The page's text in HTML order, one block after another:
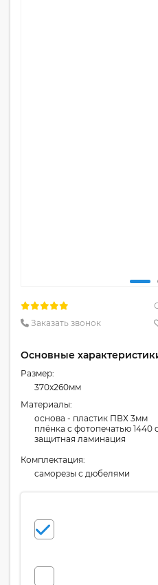
Заказать звонок
Основные
Размер:
370x260мм
Материалы:
основа - пластик ПВХ 3мм
плёнка с фотопечатью 1440
защитная ламинация
Комплектация:
cаморезы с дюбелями